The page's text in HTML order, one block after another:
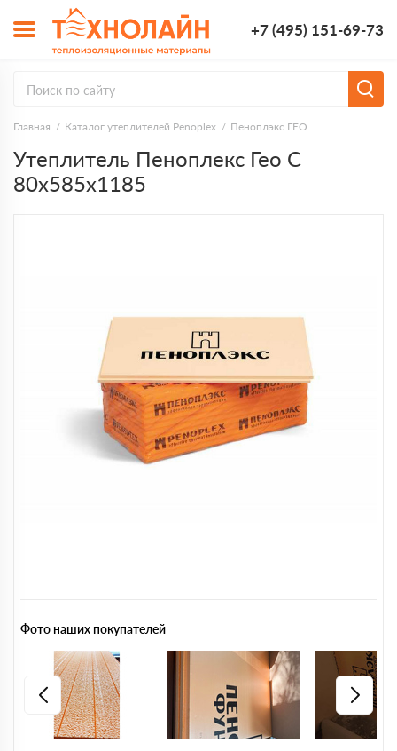
+7 (495) 151-69-73
Главная Каталог утеплителей Penoplex Пеноплэкс ГЕО
Утеплитель Пеноплекс Гео С
80х585х1185
Фото наших покупателей